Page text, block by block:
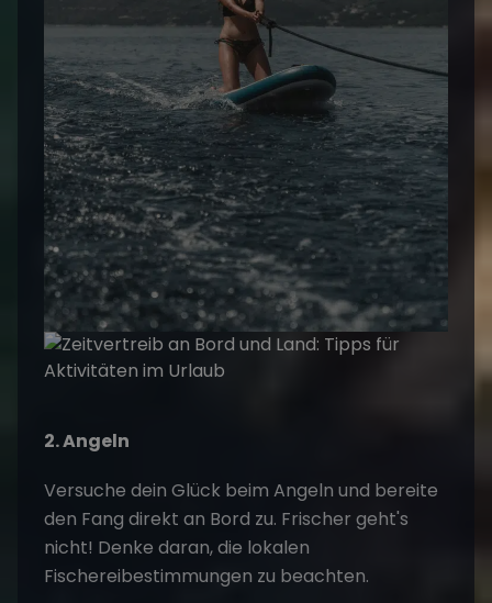
2. Angeln
Versuche dein Glück beim Angeln und bereite
den Fang direkt an Bord zu. Frischer geht's
nicht! Denke daran, die lokalen
Fischereibestimmungen zu beachten.